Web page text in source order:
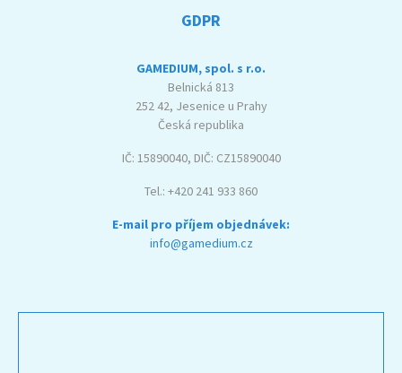
GDPR
GAMEDIUM, spol. s r.o.
Belnická 813
252 42, Jesenice u Prahy
Česká republika
IČ: 15890040, DIČ: CZ15890040
Tel.: +420 241 933 860
E-mail pro příjem objednávek:
info@gamedium.cz